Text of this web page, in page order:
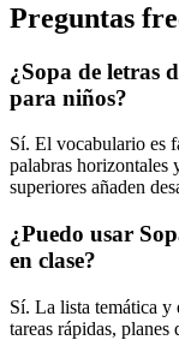
Preguntas
¿Sopa de letras
para niños?
Sí. El vocabulario es
palabras horizontales
superiores añaden
¿Puedo usar
en clase?
Sí. La lista temática
tareas rápidas,